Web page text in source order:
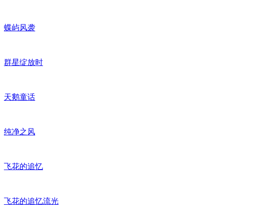
蝶屿风袭
群星绽放时
天鹅童话
纯净之风
飞花的追忆
飞花的追忆流光